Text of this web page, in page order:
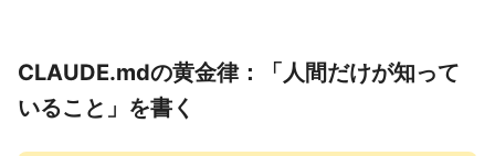
CLAUDE.mdの黄金律：「人間だけが知って
いること」を書く